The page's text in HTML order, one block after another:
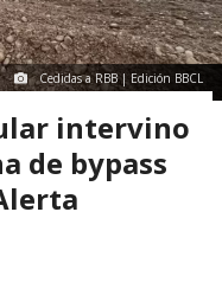
Cedidas a RBB | Edición BBCL
intervino
de bypass